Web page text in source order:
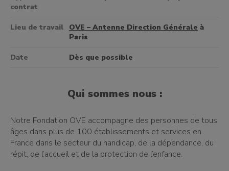
contrat
Lieu de travail OVE – Antenne Direction Générale à
Paris
Date Dès que possible
Qui sommes nous :
Notre Fondation OVE accompagne des personnes de tous
âges dans plus de 100 établissements et services en
France dans le secteur du handicap, de la dépendance, du
répit, de l’accueil et de la protection de l’enfance.